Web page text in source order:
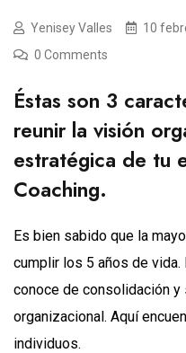
Yenisey Valles 10
0 Comments
Éstas son 3
reunir la visión
estratégica de tu
Coaching.
Es bien sabido que la
cumplir los 5 años de
conoce de consolidación
organizacional. Aquí
individuos.